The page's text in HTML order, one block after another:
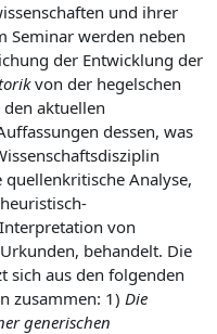
und ihrer
Seminar werden neben
der Entwicklung der
von der hegelschen
aktuellen
dessen, was
quellenkritische Analyse,
von
behandelt. Die
sich aus den folgenden
zusammen: 1) Die
generischen